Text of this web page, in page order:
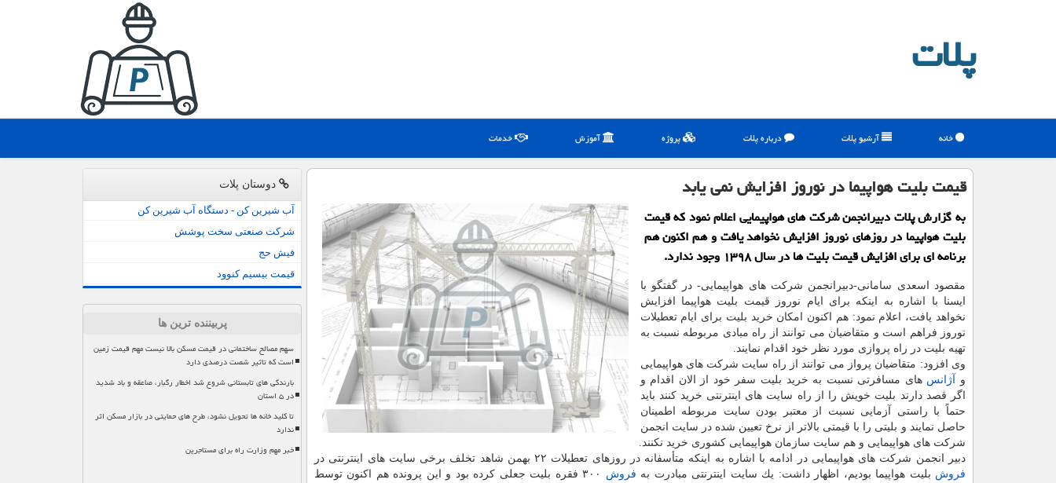
پلات
خانه آرشیو پلات درباره پلات پروژه آموزش خدمات
قیمت بلیت هواپیما در نوروز افزایش نمی یابد
به گزارش پلات دبیرانجمن شركت های هواپیمایی اعلام نمود كه قیمت
بلیت هواپیما در روزهای نوروز افزایش نخواهد یافت و هم اكنون هم
برنامه ای برای افزایش قیمت بلیت ها در سال ۱۳۹۸ وجود ندارد.
مقصود اسعدی سامانی-دبیرانجمن شركت های هواپیمایی- در گفتگو با
ایسنا با اشاره به اینكه برای ایام نوروز قیمت بلیت هواپیما افزایش
نخواهد یافت، اعلام نمود: هم اكنون امكان خرید بلیت برای ایام تعطیلات
نوروز فراهم است و متقاضیان می توانند از راه مبادی مربوطه نسبت به
تهیه بلیت در راه پروازی مورد نظر خود اقدام نمایند.
وی افزود: متقاضیان پرواز می توانند از راه سایت شركت های هواپیمایی
و
آژانس های مسافرتی نسبت به خرید بلیت سفر خود از الان اقدام و
اگر قصد دارند بلیت خویش را از راه سایت های اینترنتی خرید كنند باید
حتماً با راستی آزمایی نسبت از معتبر بودن سایت مربوطه اطمینان
حاصل نمایند و بلیتی را با قیمتی بالاتر از نرخ تعیین شده در سایت انجمن
شركت های هواپیمایی و هم سایت سازمان هواپیمایی كشوری خرید نكنند.
دبیر انجمن شركت های هواپیمایی در ادامه با اشاره به اینكه متأسفانه در روزهای تعطیلات ۲۲ بهمن شاهد تخلف برخی سایت های اینترنتی در
فروش بلیت هواپیما بودیم، اظهار داشت: یك سایت اینترنتی مبادرت به فروش
۳۰۰ فقره بلیت جعلی كرده بود و این پرونده هم اكنون توسط
دوستان پلات
آب شیرین کن - دستگاه آب شیرین کن
شرکت صنعتی سخت پوشش
فیش حج
قیمت بیسیم کنوود
پربیننده ترین ها
سهم مصالح ساختمانی در قیمت مسکن بالا نیست مهم قیمت زمین
است که تاثیر شصت درصدی دارد
بارندگی های تابستانی شروع شد اخطار رگبار، صاعقه و باد شدید
در ۵ استان
تا کلید خانه ها تحویل نشود، طرح های حمایتی در بازار مسکن اثر
ندارد
خبر مهم وزارت راه برای مستاجرین